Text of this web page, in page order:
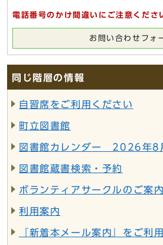
電話番号のかけ間違いにご注意くださ
お問い合わせフォ
同じ階層の情報
自習席をご利用ください
町立図書館
図書館カレンダー 2026年8
図書館蔵書検索・予約
ボランティアサークルのご案内
利用案内
『新着本メール案内』をご利